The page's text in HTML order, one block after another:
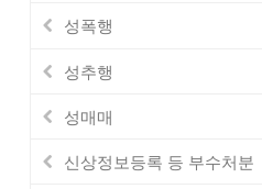
성폭행
성추행
성매매
신상정보등록 등 부수처분